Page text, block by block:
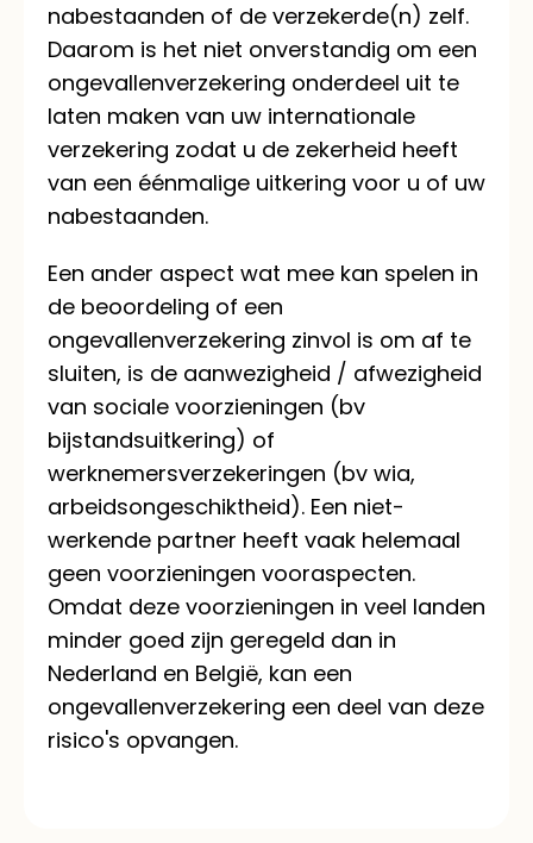
nabestaanden of de verzekerde(n) zelf.
Daarom is het niet onverstandig om een
ongevallenverzekering onderdeel uit te
laten maken van uw internationale
verzekering zodat u de zekerheid heeft
van een éénmalige uitkering voor u of uw
nabestaanden.
Een ander aspect wat mee kan spelen in
de beoordeling of een
ongevallenverzekering zinvol is om af te
sluiten, is de aanwezigheid / afwezigheid
van sociale voorzieningen (bv
bijstandsuitkering) of
werknemersverzekeringen (bv wia,
arbeidsongeschiktheid). Een niet-
werkende partner heeft vaak helemaal
geen voorzieningen vooraspecten.
Omdat deze voorzieningen in veel landen
minder goed zijn geregeld dan in
Nederland en België, kan een
ongevallenverzekering een deel van deze
risico's opvangen.